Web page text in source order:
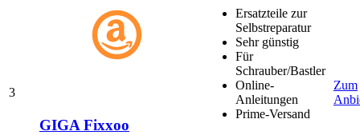
3
GIGA Fixxoo
Ersatzteile zur
Selbstreparatur
Sehr günstig
Für
Schrauber/Bastler
Online-
Anleitungen
Prime-Versand
Zum